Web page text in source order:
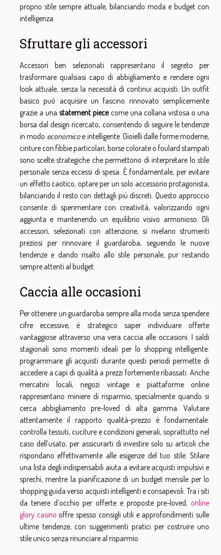
proprio stile sempre attuale, bilanciando moda e budget con
intelligenza.
Sfruttare gli accessori
Accessori ben selezionati rappresentano il segreto per
trasformare qualsiasi capo di abbigliamento e rendere ogni
look attuale, senza la necessità di continui acquisti. Un outfit
basico può acquisire un fascino rinnovato semplicemente
grazie a unastatement piececome una collana vistosa o una
borsa dal design ricercato, consentendo di seguire le tendenze
in modo economicoe intelligente. Gioielli dalle forme moderne,
cinture con fibbie particolari, borse colorate o foulard stampati
sono scelte strategiche che permettono di interpretare lo stile
personale senza eccessi di spesa. È fondamentale, per evitare
un effetto caotico, optare per un solo accessorio protagonista,
bilanciando il resto con dettagli più discreti. Questo approccio
consente di sperimentare con creatività, valorizzando ogni
aggiunta e mantenendo un equilibrio visivo armonioso. Gli
accessori, selezionati con attenzione, si rivelano strumenti
preziosi per rinnovare il guardaroba, seguendo le nuove
tendenze e dando risalto allo stile personale, pur restando
sempre attenti al budget.
Caccia alle occasioni
Per ottenere un guardaroba sempre alla moda senza spendere
cifre eccessive, è strategico saper individuare offerte
vantaggiose attraverso una vera caccia alle occasioni. I saldi
stagionali sono momenti ideali per lo shopping intelligente:
programmare gli acquisti durante questi periodi permette di
accedere a capi di qualità a prezzi fortemente ribassati. Anche
mercatini locali, negozi vintage e piattaforme online
rappresentano miniere di risparmio, specialmente quando si
cerca abbigliamento pre-loved di alta gamma. Valutare
attentamente il rapporto qualità-prezzo è fondamentale:
controlla tessuti, cuciture e condizioni generali, soprattutto nel
caso dell’usato, per assicurarti di investire solo su articoli che
rispondano effettivamente alle esigenze del tuo stile. Stilare
una lista degli indispensabili aiuta a evitare acquisti impulsivi e
sprechi, mentre la pianificazione di un budget mensile per lo
shopping guida verso acquisti intelligenti e consapevoli. Tra i siti
da tenere d’occhio per offerte e proposte pre-loved, online
glory casino offre spesso consigli utili e approfondimenti sulle
ultime tendenze, con suggerimenti pratici per costruire uno
stile unico senza rinunciare al risparmio.